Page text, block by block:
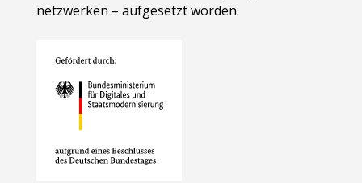
netzwerken – aufgesetzt worden.